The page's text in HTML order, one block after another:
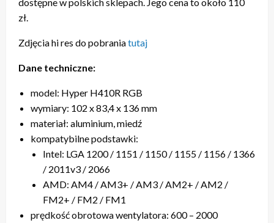
zł.
Zdjęcia hi res do pobraniatutaj
Dane techniczne:
model: Hyper H410R RGB
wymiary: 102 x 83,4 x 136 mm
materiał: aluminium, miedź
kompatybilne podstawki:
Intel: LGA 1200 / 1151 / 1150 / 1155 / 1156 / 1366
/ 2011v3 / 2066
AMD: AM4 / AM3+ / AM3 / AM2+ / AM2 /
FM2+ / FM2 / FM1
prędkość obrotowa wentylatora: 600 – 2000